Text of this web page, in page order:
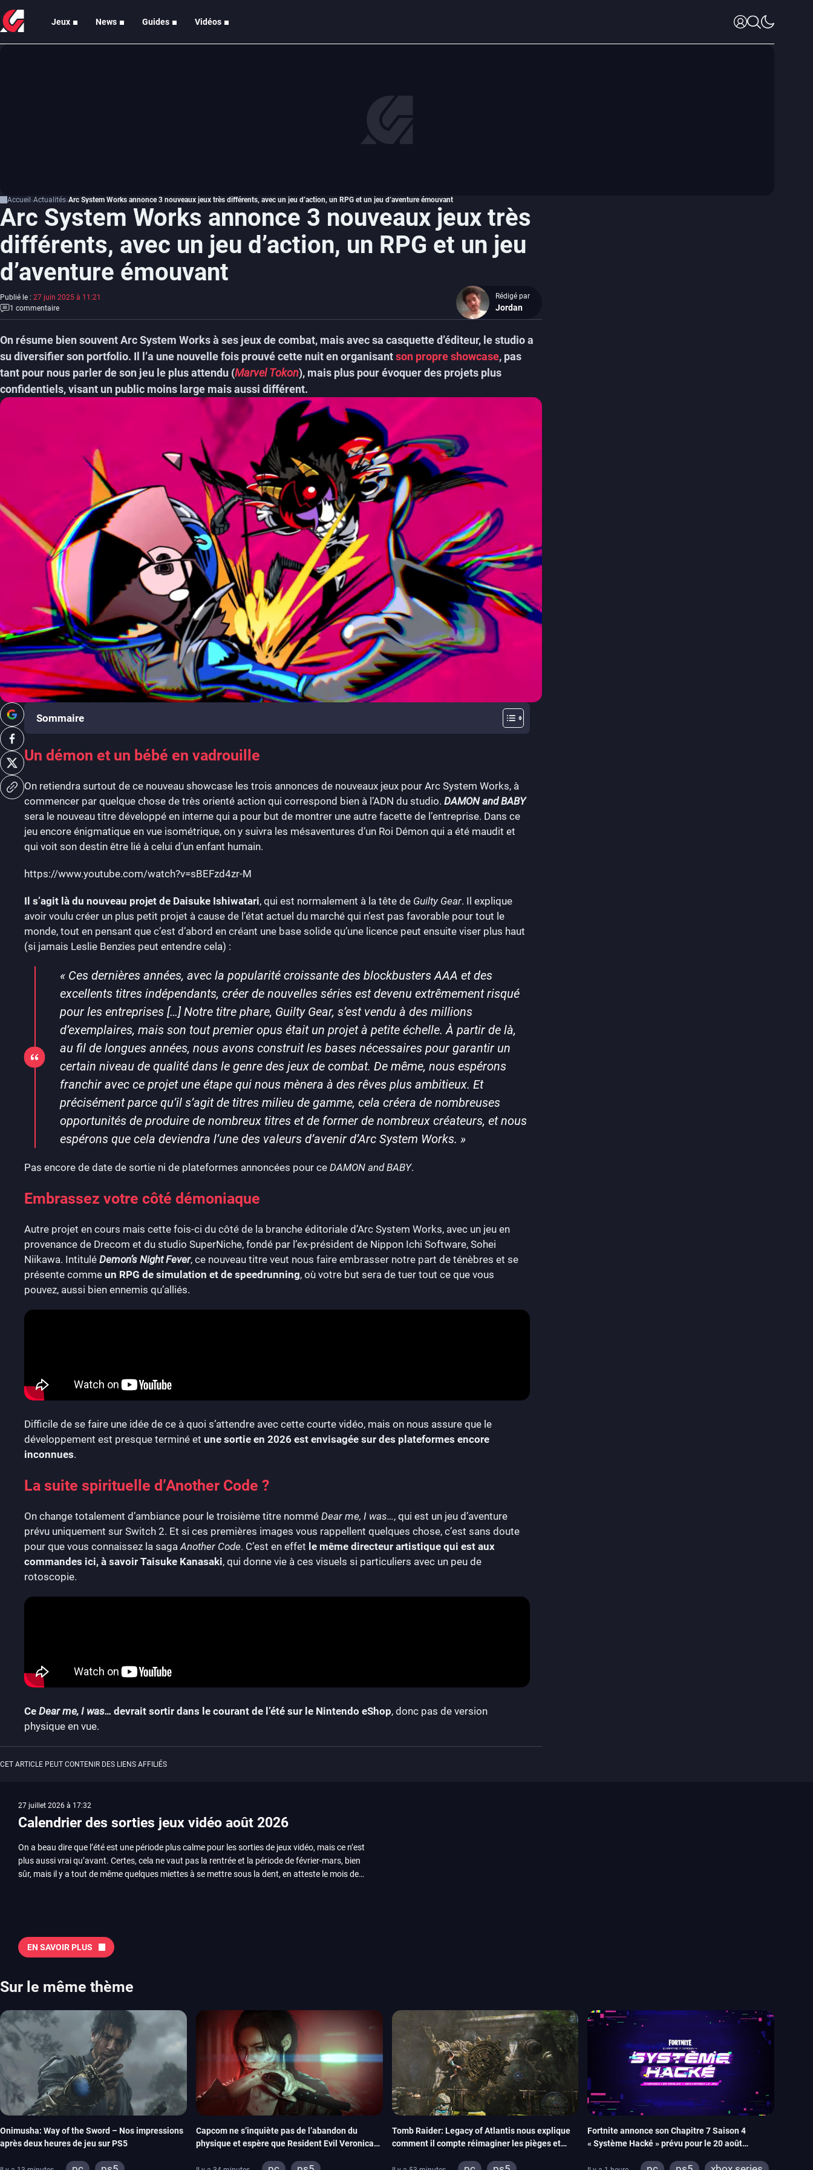
Jeux News Guides Vidéos
Accueil Actualités Arc System Works annonce 3 nouveaux jeux très différents, avec un jeu d’action, un RPG et un jeu d’aventure émouvant
Arc System Works annonce 3 nouveaux jeux très
différents, avec un jeu d’action, un RPG et un jeu
d’aventure émouvant
Publié le : 27 juin 2025 à 11:21
1 commentaire
Rédigé par
Jordan
On résume bien souvent Arc System Works à ses jeux de combat, mais avec sa casquette d’éditeur, le studio a
su diversifier son portfolio. Il l’a une nouvelle fois prouvé cette nuit en organisantson propre showcase, pas
tant pour nous parler de son jeu le plus attendu (Marvel Tokon), mais plus pour évoquer des projets plus
confidentiels, visant un public moins large mais aussi différent.
Sommaire
Un démon et un bébé en vadrouille
On retiendra surtout de ce nouveau showcase les trois annonces de nouveaux jeux pour Arc System Works, à
commencer par quelque chose de très orienté action qui correspond bien à l’ADN du studio. DAMON and BABY
sera le nouveau titre développé en interne qui a pour but de montrer une autre facette de l’entreprise. Dans ce
jeu encore énigmatique en vue isométrique, on y suivra les mésaventures d’un Roi Démon qui a été maudit et
qui voit son destin être lié à celui d’un enfant humain.
https://www.youtube.com/watch?v=sBEFzd4zr-M
Il s’agit là du nouveau projet de Daisuke Ishiwatari, qui est normalement à la tête de Guilty Gear. Il explique
avoir voulu créer un plus petit projet à cause de l’état actuel du marché qui n’est pas favorable pour tout le
monde, tout en pensant que c’est d’abord en créant une base solide qu’une licence peut ensuite viser plus haut
(si jamais Leslie Benzies peut entendre cela) :
«Ces dernières années, avec la popularité croissante des blockbusters AAA et des
excellents titres indépendants, créer de nouvelles séries est devenu extrêmement risqué
pour les entreprises […] Notre titre phare, Guilty Gear, s’est vendu à des millions
d’exemplaires, mais son tout premier opus était un projet à petite échelle. À partir de là,
au fil de longues années, nous avons construit les bases nécessaires pour garantir un
certain niveau de qualité dans le genre des jeux de combat. De même, nous espérons
franchir avec ce projet une étape qui nous mènera à des rêves plus ambitieux. Et
précisément parce qu’il s’agit de titres milieu de gamme, cela créera de nombreuses
opportunités de produire de nombreux titres et de former de nombreux créateurs, et nous
espérons que cela deviendra l’une des valeurs d’avenir d’Arc System Works. »
Pas encore de date de sortie ni de plateformes annoncées pour ce DAMON and BABY.
Embrassez votre côté démoniaque
Autre projet en cours mais cette fois-ci du côté de la branche éditoriale d’Arc System Works, avec un jeu en
provenance de Drecom et du studio SuperNiche, fondé par l’ex-président de Nippon Ichi Software, Sohei
Niikawa. Intitulé Demon’s Night Fever, ce nouveau titre veut nous faire embrasser notre part de ténèbres et se
présente comme un RPG de simulation et de speedrunning, où votre but sera de tuer tout ce que vous
pouvez, aussi bien ennemis qu’alliés.
Difficile de se faire une idée de ce à quoi s’attendre avec cette courte vidéo, mais on nous assure que le
développement est presque terminé et une sortie en 2026 est envisagée sur des plateformes encore
inconnues.
La suite spirituelle d’Another Code ?
On change totalement d’ambiance pour le troisième titre nommé Dear me, I was…, qui est un jeu d’aventure
prévu uniquement sur Switch 2. Et si ces premières images vous rappellent quelques chose, c’est sans doute
pour que vous connaissez la saga Another Code. C’est en effet le même directeur artistique qui est aux
commandes ici, à savoir Taisuke Kanasaki, qui donne vie à ces visuels si particuliers avec un peu de
rotoscopie.
Ce Dear me, I was… devrait sortir dans le courant de l’été sur le Nintendo eShop, donc pas de version
physique en vue.
CET ARTICLE PEUT CONTENIR DES LIENS AFFILIÉS
27 juillet 2026 à 17:32
Calendrier des sorties jeux vidéo août 2026
On a beau dire que l’été est une période plus calme pour les sorties de jeux vidéo, mais ce n’est
plus aussi vrai qu’avant. Certes, cela ne vaut pas la rentrée et la période de février-mars, bien
sûr, mais il y a tout de même quelques miettes à se mettre sous la dent, en atteste le mois de
Tokon ou encore Beast of Reincarnation, qui nous montre que Game Freak sait faire autre
chose d’ambitieux que Pokémon. On n’oubliera pas la période de Gamescom, avec Star Wars,
2026 Vous trouverez ici tous les jeux majeurs qui sortiront au mois de juin. Vous trouverez
aussi les jeux de ce mois dans notre page dédiée…
EN SAVOIR PLUS
Sur le même thème
Onimusha: Way of the Sword – Nos impressions
après deux heures de jeu sur PS5
Capcom ne s’inquiète pas de l’abandon du
physique et espère que Resident Evil Veronica
Tomb Raider: Legacy of Atlantis nous explique
comment il compte réimaginer les pièges et
Fortnite annonce son Chapitre 7 Saison 4
« Système Hacké » prévu pour le 20 août